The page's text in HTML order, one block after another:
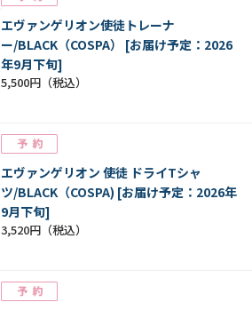
エヴァンゲリオン使徒トレーナ
ー/BLACK（COSPA） [お届け予定：2026
年9月下旬]
5,500円
エヴァンゲリオン 使徒 ドライTシャ
ツ/BLACK（COSPA) [お届け予定：2026年
9月下旬]
3,520円